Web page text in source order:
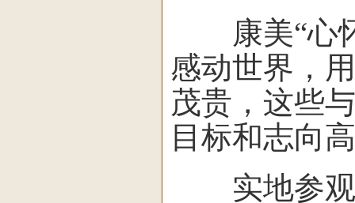
康美“心怀
感动世界，
茂贵，这些
目标和志向
实地参观